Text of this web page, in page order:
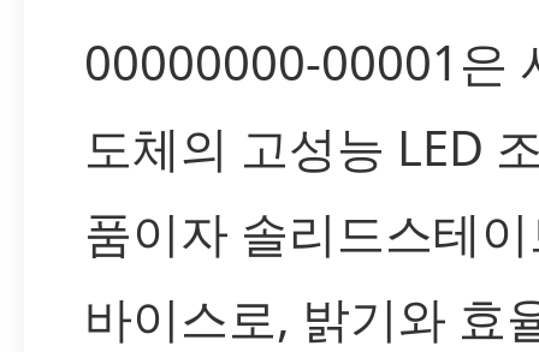
00000000-00001은
도체의 고성능 LED
품이자 솔리드스테
바이스로, 밝기와 효